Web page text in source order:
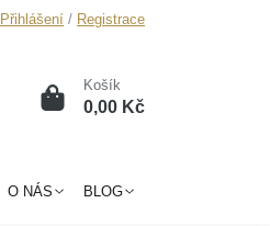
Přihlášení / Registrace
0 Košík
0,00 Kč
O NÁS BLOG